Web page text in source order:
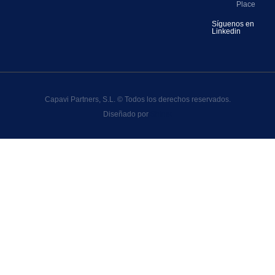
Place
Síguenos en
Linkedin
Capavi Partners, S.L. © Todos los derechos reservados.
Diseñado por